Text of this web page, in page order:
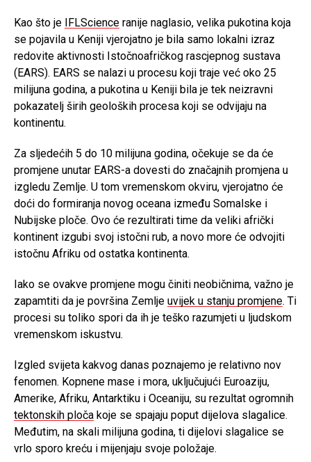
Kao što je IFLScience ranije naglasio, velika pukotina koja
se pojavila u Keniji vjerojatno je bila samo lokalni izraz
redovite aktivnosti Istočnoafričkog rascjepnog sustava
(EARS). EARS se nalazi u procesu koji traje već oko 25
milijuna godina, a pukotina u Keniji bila je tek neizravni
pokazatelj širih geoloških procesa koji se odvijaju na
kontinentu.
Za sljedećih 5 do 10 milijuna godina, očekuje se da će
promjene unutar EARS-a dovesti do značajnih promjena u
izgledu Zemlje. U tom vremenskom okviru, vjerojatno će
doći do formiranja novog oceana između Somalske i
Nubijske ploče. Ovo će rezultirati time da veliki afrički
kontinent izgubi svoj istočni rub, a novo more će odvojiti
istočnu Afriku od ostatka kontinenta.
Iako se ovakve promjene mogu činiti neobičnima, važno je
zapamtiti da je površina Zemlje uvijek u stanju promjene. Ti
procesi su toliko spori da ih je teško razumjeti u ljudskom
vremenskom iskustvu.
Izgled svijeta kakvog danas poznajemo je relativno nov
fenomen. Kopnene mase i mora, uključujući Euroaziju,
Amerike, Afriku, Antarktiku i Oceaniju, su rezultat ogromnih
tektonskih ploča koje se spajaju poput dijelova slagalice.
Međutim, na skali milijuna godina, ti dijelovi slagalice se
vrlo sporo kreću i mijenjaju svoje položaje.